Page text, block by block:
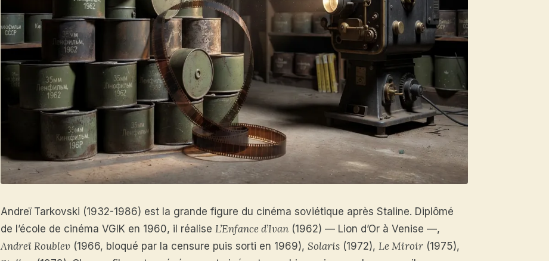
Andreï Tarkovski (1932-1986) est la grande figure du cinéma soviétique après Staline. Diplômé
de l’école de cinéma VGIK en 1960, il réalise L’Enfance d’Ivan (1962) — Lion d’Or à Venise —,
Andreï Roublev (1966, bloqué par la censure puis sorti en 1969), Solaris (1972), Le Miroir (1975),